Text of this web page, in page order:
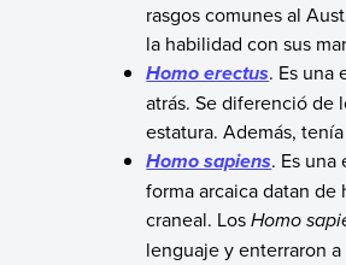
rasgos comunes al
la habilidad con sus
Homo erectus. Es una
atrás. Se diferenció de
estatura. Además,
Homo sapiens. Es
forma arcaica datan
craneal. LosHomo
lenguaje y enterraron a